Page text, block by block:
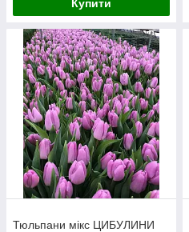
Купити
Тюльпани мікс ЦИБУЛИНИ